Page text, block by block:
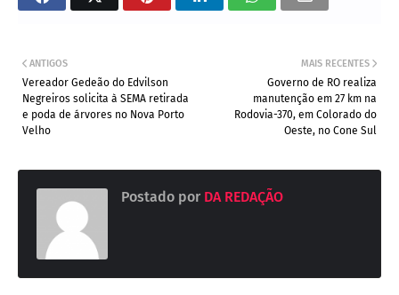
MAIS RECENTES
Governo de RO realiza
manutenção em 27 km na
Rodovia-370, em Colorado do
Oeste, no Cone Sul
ANTIGOS
Vereador Gedeão do Edvilson
Negreiros solicita à SEMA retirada
e poda de árvores no Nova Porto
Velho
Postado por DA REDAÇÃO